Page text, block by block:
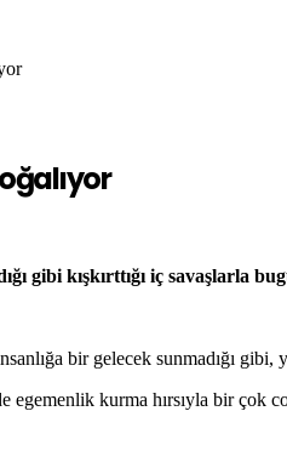
gibi kışkırttığı iç savaşlarla
bir gelecek sunmadığı gibi,
kurma hırsıyla bir çok